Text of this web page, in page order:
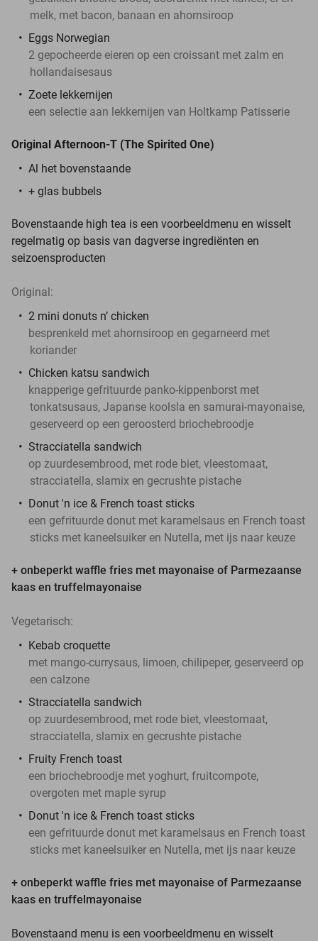
melk, met bacon, banaan en ahornsiroop
Eggs Norwegian
2 gepocheerde eieren op een croissant met zalm en
hollandaisesaus
Zoete lekkernijen
een selectie aan lekkernijen van Holtkamp Patisserie
Original Afternoon-T (The Spirited One)
Al het bovenstaande
+ glas bubbels
Bovenstaande high tea is een voorbeeldmenu en wisselt
regelmatig op basis van dagverse ingrediënten en
seizoensproducten
Original:
2 mini donuts n’ chicken
besprenkeld met ahornsiroop en gegarneerd met
koriander
Chicken katsu sandwich
knapperige gefrituurde panko-kippenborst met
tonkatsusaus, Japanse koolsla en samurai-mayonaise,
geserveerd op een geroosterd briochebroodje
Stracciatella sandwich
op zuurdesembrood, met rode biet, vleestomaat,
stracciatella, slamix en gecrushte pistache
Donut 'n ice & French toast sticks
een gefrituurde donut met karamelsaus en French toast
sticks met kaneelsuiker en Nutella, met ijs naar keuze
+ onbeperkt waffle fries met mayonaise of Parmezaanse
kaas en truffelmayonaise
Vegetarisch:
Kebab croquette
met mango-currysaus, limoen, chilipeper, geserveerd op
een calzone
Stracciatella sandwich
op zuurdesembrood, met rode biet, vleestomaat,
stracciatella, slamix en gecrushte pistache
Fruity French toast
een briochebroodje met yoghurt, fruitcompote,
overgoten met maple syrup
Donut 'n ice & French toast sticks
een gefrituurde donut met karamelsaus en French toast
sticks met kaneelsuiker en Nutella, met ijs naar keuze
+ onbeperkt waffle fries met mayonaise of Parmezaanse
kaas en truffelmayonaise
Bovenstaand menu is een voorbeeldmenu en wisselt